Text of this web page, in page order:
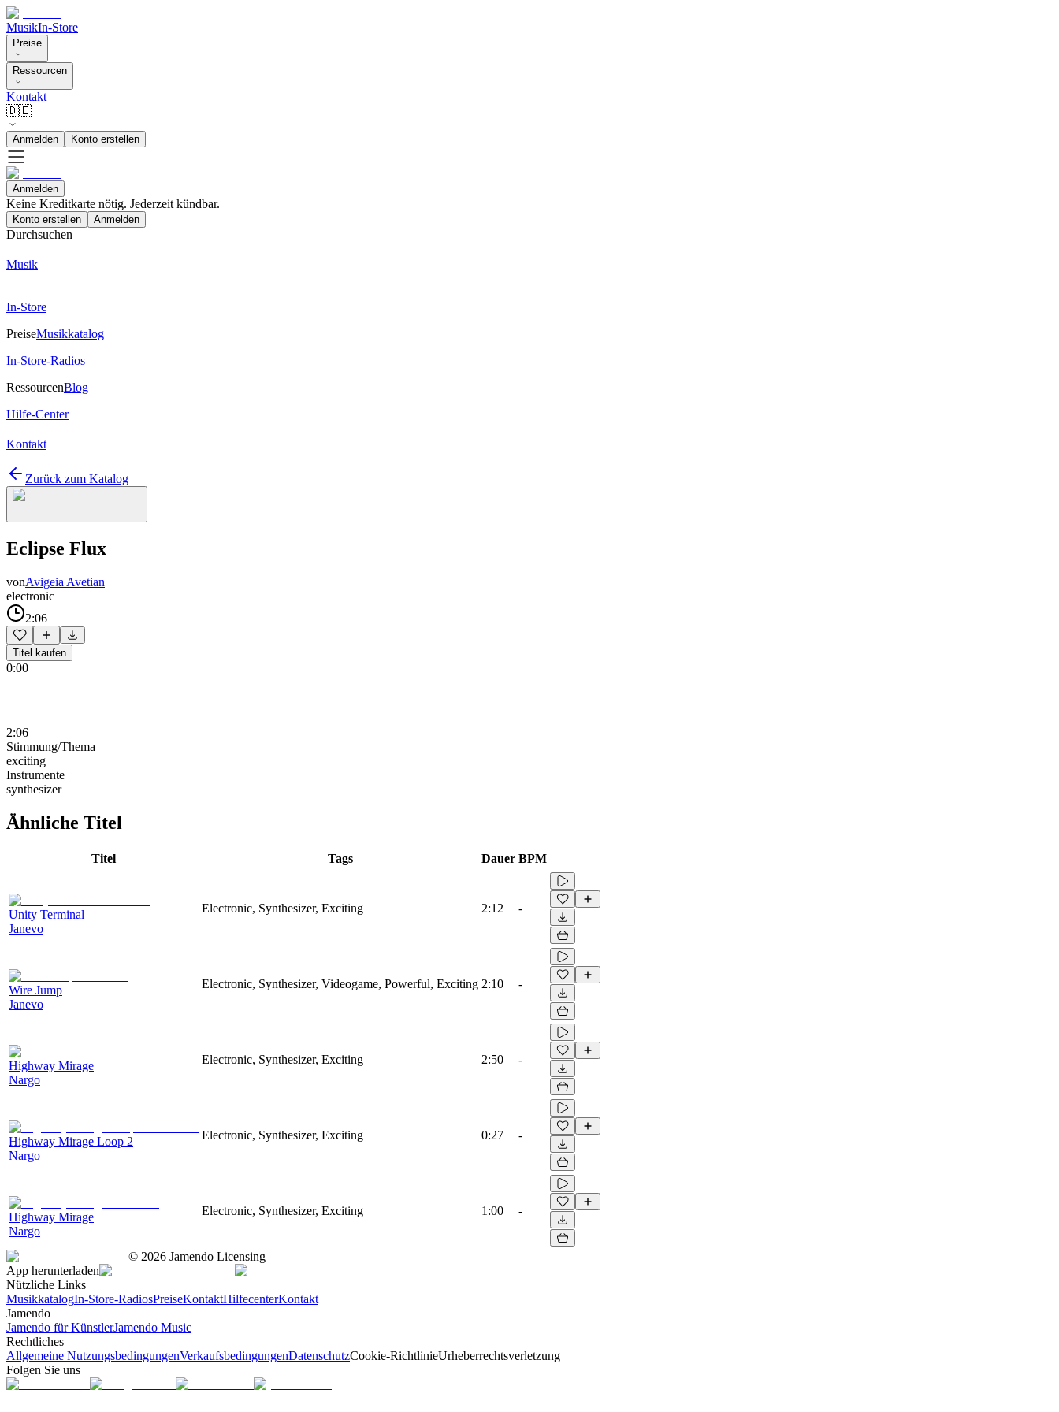
MusikIn-Store
Preise
Ressourcen
Kontakt
🇩🇪
Anmelden Konto erstellen
Anmelden
Keine Kreditkarte nötig. Jederzeit kündbar.
Konto erstellen Anmelden
Durchsuchen
Musik
In-Store
PreiseMusikkatalog
In-Store-Radios
RessourcenBlog
Hilfe-Center
Kontakt
Zurück zum Katalog
Eclipse Flux
vonAvigeia Avetian
electronic
2:06
Titel kaufen
0:00
2:06
Stimmung/Thema
exciting
Instrumente
synthesizer
Ähnliche Titel
Titel Tags Dauer BPM
Unity Terminal
Janevo
Electronic, Synthesizer, Exciting 2:12 -
Wire Jump
Janevo
Electronic, Synthesizer, Videogame, Powerful, Exciting 2:10 -
Highway Mirage
Nargo
Electronic, Synthesizer, Exciting 2:50 -
Highway Mirage Loop 2
Nargo
Electronic, Synthesizer, Exciting 0:27 -
Highway Mirage
Nargo
Electronic, Synthesizer, Exciting 1:00 -
© 2026 Jamendo Licensing
App herunterladen
Nützliche Links
MusikkatalogIn-Store-RadiosPreiseKontaktHilfecenterKontakt
Jamendo
Jamendo für KünstlerJamendo Music
Rechtliches
Allgemeine NutzungsbedingungenVerkaufsbedingungenDatenschutzCookie-RichtlinieUrheberrechtsverletzung
Folgen Sie uns